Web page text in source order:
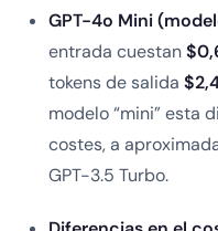
GPT-4o Mini
entrada cuestan
tokens de salida
modelo “mini” esta
costes, a
GPT-3.5 Turbo.